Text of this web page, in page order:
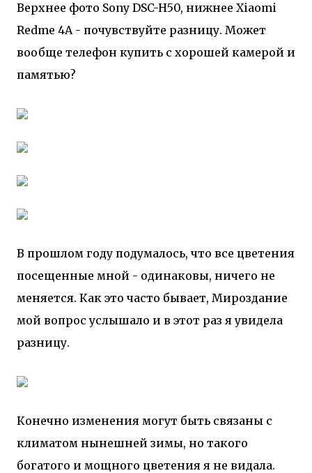
Верхнее фото Sony DSC-H50, нижнее Xiaomi
Redme 4A - почувствуйте разницу. Может
вообще телефон купить с хорошей камерой и
памятью?
В прошлом году подумалось, что все цветения
посещенные мной - одинаковы, ничего не
меняется. Как это часто бывает, Мироздание
мой вопрос услышало и в этот раз я увидела
разницу.
Конечно изменения могут быть связаны с
климатом нынешней зимы, но такого
богатого и мощного цветения я не видала.